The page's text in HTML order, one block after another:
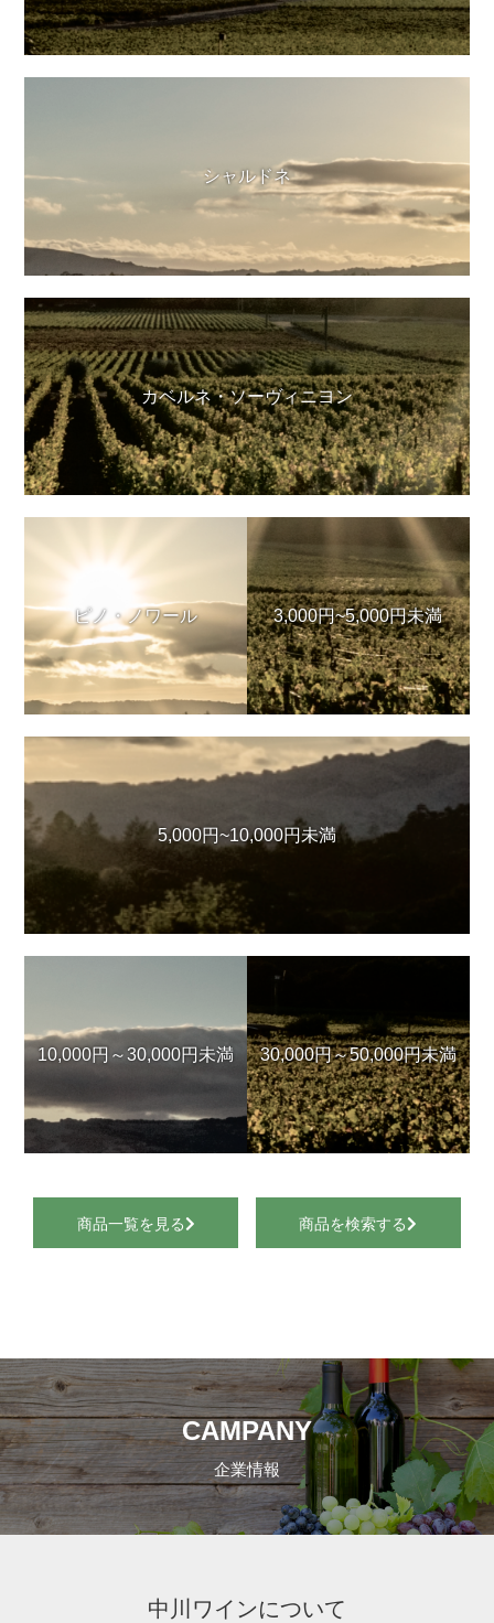
シャルドネ
カベルネ・ソーヴィニヨン
ピノ・ノワール 3,000円~5,000円未満
5,000円~10,000円未満
10,000円～30,000円未満 30,000円～50,000円未満
商品一覧を見る 商品を検索する
CAMPANY
企業情報
中川ワインについて